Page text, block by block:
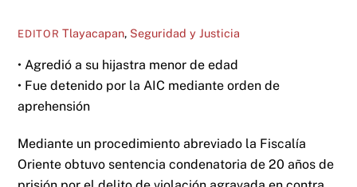
EDITOR Tlayacapan, Seguridad y Justicia
• Agredió a su hijastra menor de edad
• Fue detenido por la AIC mediante orden de
aprehensión
Mediante un procedimiento abreviado la Fiscalía
Oriente obtuvo sentencia condenatoria de 20 años de